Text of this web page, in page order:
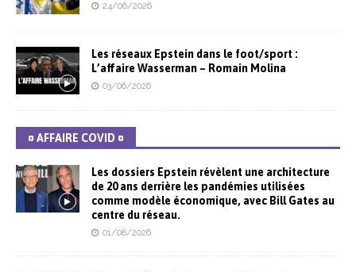
24/06/2026
Les réseaux Epstein dans le foot/sport :
L’affaire Wasserman – Romain Molina
03/06/2026
¤ AFFAIRE COVID ¤
Les dossiers Epstein révèlent une architecture
de 20 ans derrière les pandémies utilisées
comme modèle économique, avec Bill Gates au
centre du réseau.
01/08/2026